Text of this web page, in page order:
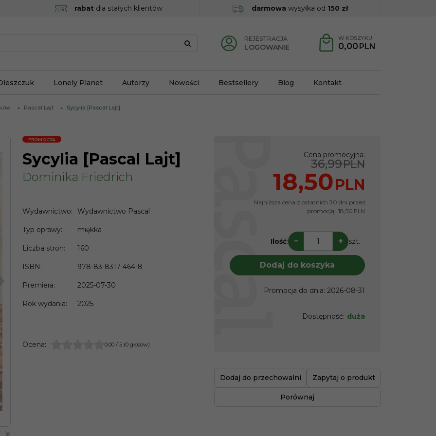
rabat dla stałych klientów darmowa wysyłka od 150 zł
REJESTRACJA
LOGOWANIE
W KOSZYKU:
0,00 PLN
Lonely Planet Autorzy Nowości Bestsellery Blog Kontakt
Pascal Lajt Sycylia [Pascal Lajt]
PROMOCJA
Sycylia [Pascal Lajt]
Dominika Friedrich
Wydawnictwo: Wydawnictwo Pascal
Typ oprawy: miękka
Liczba stron: 160
ISBN: 978-83-8317-464-8
Premiera: 2025-07-30
Rok wydania: 2025
Ocena: 0.00 / 5 (0 głosów)
Cena promocyjna:
36,99PLN
18,50PLN
Najniższa cena z ostatnich 30 dni przed
promocją: 18,50 PLN
Ilość: − + szt.
Dodaj do koszyka
Promocja do dnia: 2026-08-31
Dostępność: duża
Dodaj do przechowalni Zapytaj o produkt
Porównaj